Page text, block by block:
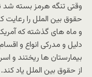
وقتی تنگه هرمز بسته شد
حقوق بین الملل را رعایت
و ماه های گذشته که
دلیل و مدرکی انواع و
بیمارستان ها ریختند و
از حقوق بین الملل یاد کند.